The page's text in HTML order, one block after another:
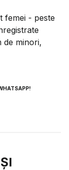
femei - peste
de minori,